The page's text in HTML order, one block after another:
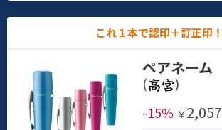
これ１本で認印＋訂正印！
ペアネーム
(
)
-15% ￥ 2,057